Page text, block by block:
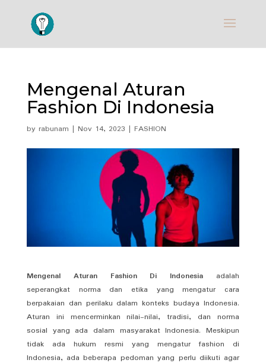
Mengenal Aturan
Fashion Di Indonesia
by rabunam | Nov 14, 2023 | FASHION
Mengenal Aturan Fashion Di Indonesia adalah
seperangkat norma dan etika yang mengatur cara
berpakaian dan perilaku dalam konteks budaya Indonesia.
Aturan ini mencerminkan nilai-nilai, tradisi, dan norma
sosial yang ada dalam masyarakat Indonesia. Meskipun
tidak ada hukum resmi yang mengatur fashion di
Indonesia, ada beberapa pedoman yang perlu diikuti agar